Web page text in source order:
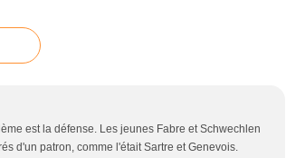
est la défense. Les jeunes Fabre et Schwechlen
d'un patron, comme l'était Sartre et Genevois.